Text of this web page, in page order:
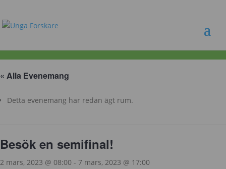
« Alla Evenemang
Detta evenemang har redan ägt rum.
Besök en semifinal!
2 mars, 2023 @ 08:00 - 7 mars, 2023 @ 17:00